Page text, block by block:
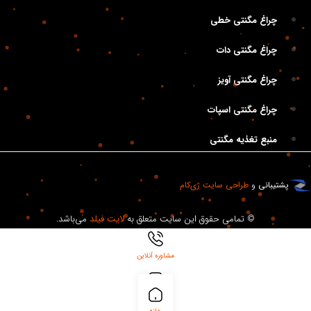
چراغ مگنتی خطی
چراغ مگنتی دات
چراغ مگنتی آویز
چراغ مگنتی اسپات
منبع تغذیه مگنتی
پشتیبانیو طراحی سایتژی‌کام
© تمامی حقوق این سایت متعلق بهلایت فیلدمی‌باشد.
مشاوره آنلاین
بلاگ